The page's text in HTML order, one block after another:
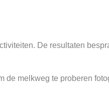
De resultaten
de melkweg te proberen